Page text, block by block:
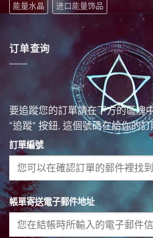
能量水晶
进口能量饰品
订单查询
要追蹤您的訂單請在下方的區塊
"追蹤" 按鈕. 這個號碼在給你的
訂單編號
帳單寄送電子郵件地址